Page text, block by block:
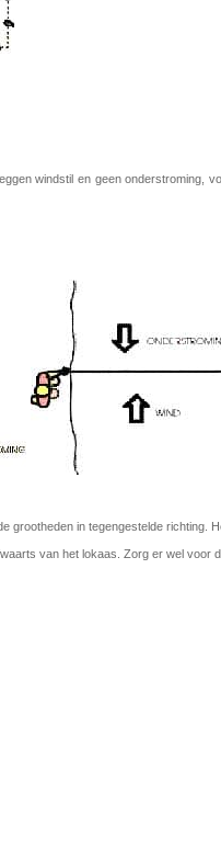
windstil en geen onderstroming,
grootheden in tegengestelde richting.
van het lokaas. Zorg er wel voor